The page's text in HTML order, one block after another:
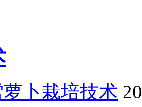
卜栽培技术